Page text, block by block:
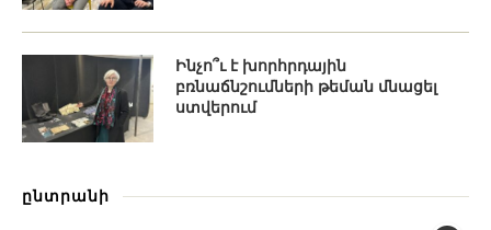
Ինչո՞ւ է խորհրդային
բռնաճնշումների թեման մնացել
ստվերում
ընտրանի